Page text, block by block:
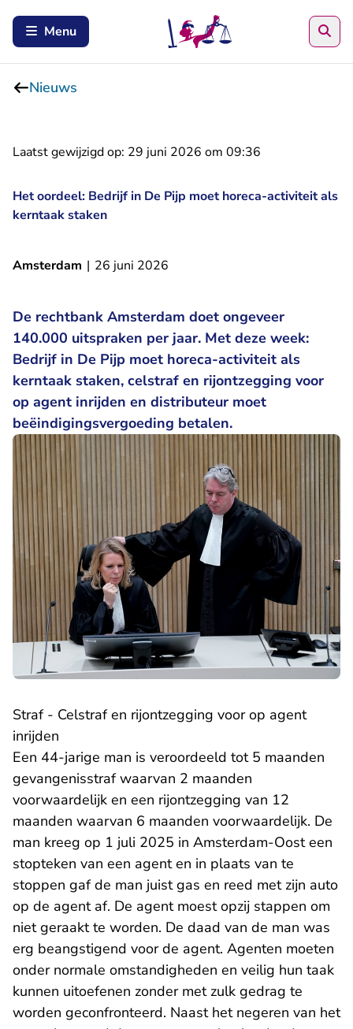
Menu
Nieuws
Laatst gewijzigd op: 29 juni 2026 om 09:36
Het oordeel: Bedrijf in De Pijp moet horeca-activiteit als
kerntaak staken
Amsterdam | 26 juni 2026
De rechtbank Amsterdam doet ongeveer
140.000 uitspraken per jaar. Met deze week:
Bedrijf in De Pijp moet horeca-activiteit als
kerntaak staken, celstraf en rijontzegging voor
op agent inrijden en distributeur moet
beëindigingsvergoeding betalen.
Straf - Celstraf en rijontzegging voor op agent
inrijden
Een 44-jarige man is veroordeeld tot 5 maanden
gevangenisstraf waarvan 2 maanden
voorwaardelijk en een rijontzegging van 12
maanden waarvan 6 maanden voorwaardelijk. De
man kreeg op 1 juli 2025 in Amsterdam-Oost een
stopteken van een agent en in plaats van te
stoppen gaf de man juist gas en reed met zijn auto
op de agent af. De agent moest opzij stappen om
niet geraakt te worden. De daad van de man was
erg beangstigend voor de agent. Agenten moeten
onder normale omstandigheden en veilig hun taak
kunnen uitoefenen zonder met zulk gedrag te
worden geconfronteerd. Naast het negeren van het